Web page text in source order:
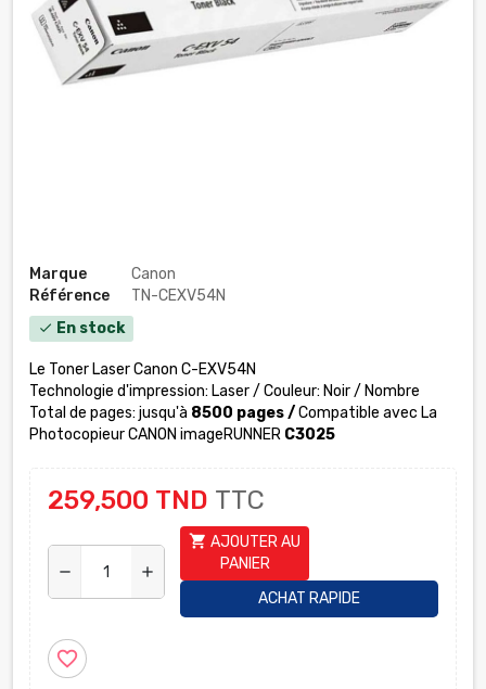
Marque
Canon
Référence
TN-CEXV54N
check En stock
Le Toner Laser Canon C-EXV54N
Technologie d'impression: Laser / Couleur: Noir / Nombre
Total de pages: jusqu'à 8500 pages /Compatible avec La
Photocopieur CANON imageRUNNER C3025
259,500 TND TTC
remove add
shopping_cart AJOUTER AU
PANIER
ACHAT RAPIDE
favorite_border